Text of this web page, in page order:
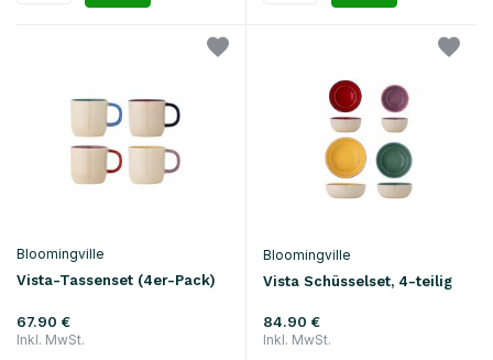
Bloomingville
Vista-Tassenset (4er-Pack)
67.90 €
Inkl. MwSt.
Bloomingville
Vista Schüsselset, 4-teilig
84.90 €
Inkl. MwSt.